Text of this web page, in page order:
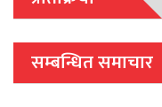
सम्बन्धित समाचार